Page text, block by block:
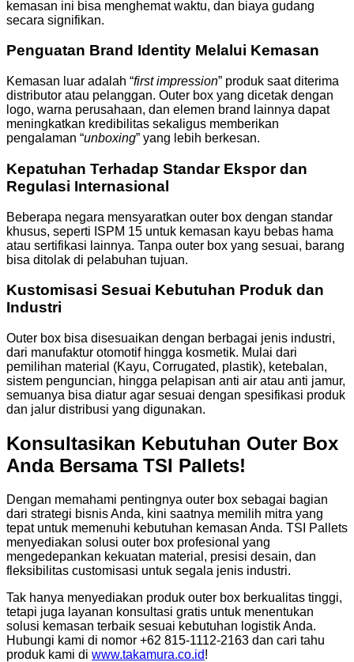
kemasan ini bisa menghemat waktu, dan biaya gudang
secara signifikan.
Penguatan Brand Identity Melalui Kemasan
Kemasan luar adalah “first impression” produk saat diterima
distributor atau pelanggan. Outer box yang dicetak dengan
logo, warna perusahaan, dan elemen brand lainnya dapat
meningkatkan kredibilitas sekaligus memberikan
pengalaman “unboxing” yang lebih berkesan.
Kepatuhan Terhadap Standar Ekspor dan
Regulasi Internasional
Beberapa negara mensyaratkan outer box dengan standar
khusus, seperti ISPM 15 untuk kemasan kayu bebas hama
atau sertifikasi lainnya. Tanpa outer box yang sesuai, barang
bisa ditolak di pelabuhan tujuan.
Kustomisasi Sesuai Kebutuhan Produk dan
Industri
Outer box bisa disesuaikan dengan berbagai jenis industri,
dari manufaktur otomotif hingga kosmetik. Mulai dari
pemilihan material (Kayu, Corrugated, plastik), ketebalan,
sistem penguncian, hingga pelapisan anti air atau anti jamur,
semuanya bisa diatur agar sesuai dengan spesifikasi produk
dan jalur distribusi yang digunakan.
Konsultasikan Kebutuhan Outer Box
Anda Bersama TSI Pallets!
Dengan memahami pentingnya outer box sebagai bagian
dari strategi bisnis Anda, kini saatnya memilih mitra yang
tepat untuk memenuhi kebutuhan kemasan Anda. TSI Pallets
menyediakan solusi outer box profesional yang
mengedepankan kekuatan material, presisi desain, dan
fleksibilitas customisasi untuk segala jenis industri.
Tak hanya menyediakan produk outer box berkualitas tinggi,
tetapi juga layanan konsultasi gratis untuk menentukan
solusi kemasan terbaik sesuai kebutuhan logistik Anda.
Hubungi kami di nomor +62 815-1112-2163 dan cari tahu
produk kami di www.takamura.co.id!